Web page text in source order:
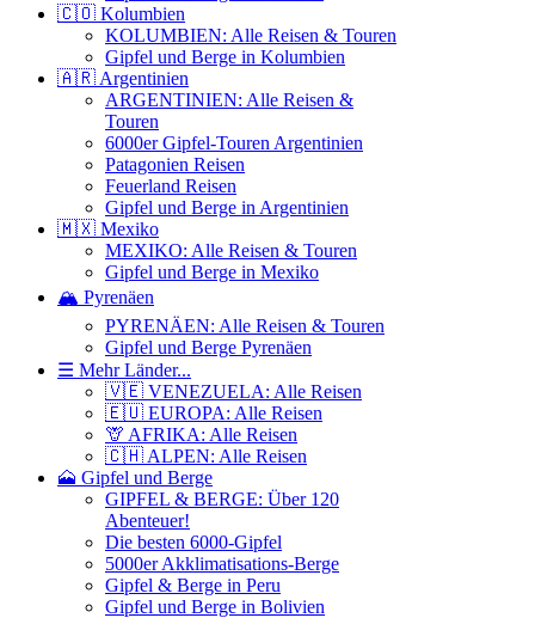
🇨🇴 Kolumbien
KOLUMBIEN: Alle Reisen & Touren
Gipfel und Berge in Kolumbien
🇦🇷 Argentinien
ARGENTINIEN: Alle Reisen &
Touren
6000er Gipfel-Touren Argentinien
Patagonien Reisen
Feuerland Reisen
Gipfel und Berge in Argentinien
🇲🇽 Mexiko
MEXIKO: Alle Reisen & Touren
Gipfel und Berge in Mexiko
🏔️ Pyrenäen
PYRENÄEN: Alle Reisen & Touren
Gipfel und Berge Pyrenäen
☰ Mehr Länder...
🇻🇪 VENEZUELA: Alle Reisen
🇪🇺 EUROPA: Alle Reisen
🦒 AFRIKA: Alle Reisen
🇨🇭 ALPEN: Alle Reisen
🗻 Gipfel und Berge
GIPFEL & BERGE: Über 120
Abenteuer!
Die besten 6000-Gipfel
5000er Akklimatisations-Berge
Gipfel & Berge in Peru
Gipfel und Berge in Bolivien